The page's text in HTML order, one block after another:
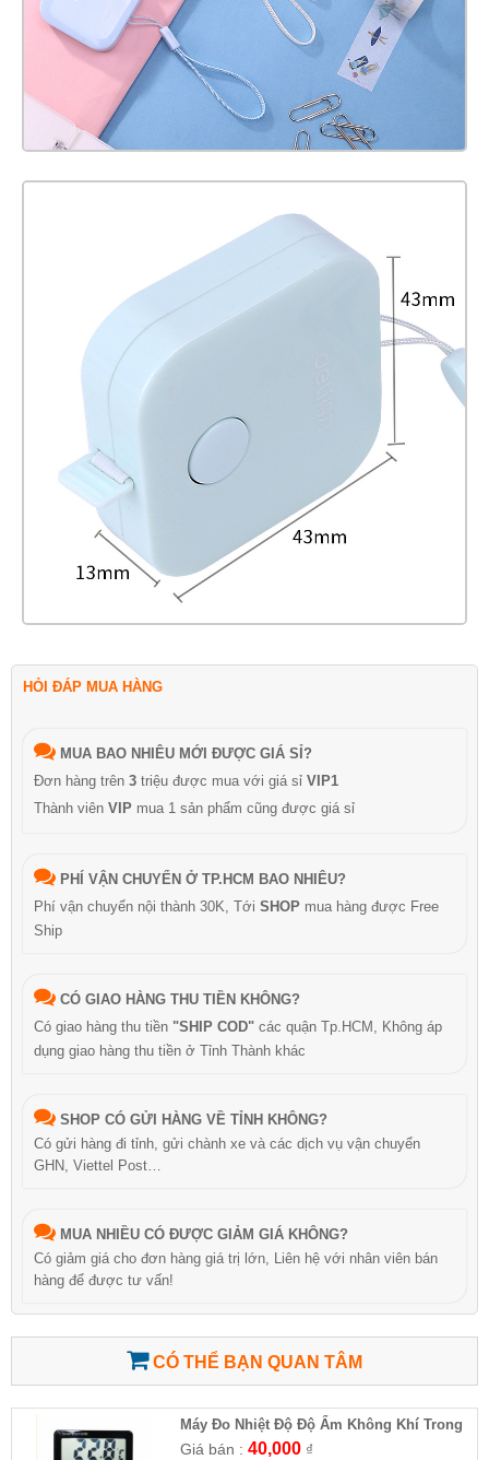
HỎI ĐÁP MUA HÀNG
MUA BAO NHIÊU MỚI ĐƯỢC GIÁ SỈ?
Đơn hàng trên 3 triệu được mua với giá sỉ VIP1
Thành viên VIP mua 1 sản phẩm cũng được giá sỉ
PHÍ VẬN CHUYỂN Ở TP.HCM BAO NHIÊU?
Phí vận chuyển nội thành 30K, Tới SHOP mua hàng được Free
Ship
CÓ GIAO HÀNG THU TIỀN KHÔNG?
Có giao hàng thu tiền "SHIP COD" các quận Tp.HCM, Không áp
dụng giao hàng thu tiền ở Tỉnh Thành khác
SHOP CÓ GỬI HÀNG VỀ TỈNH KHÔNG?
Có gửi hàng đi tỉnh, gửi chành xe và các dịch vụ vận chuyển
GHN, Viettel Post…
MUA NHIỀU CÓ ĐƯỢC GIẢM GIÁ KHÔNG?
Có giảm giá cho đơn hàng giá trị lớn, Liên hệ với nhân viên bán
hàng để được tư vấn!
CÓ THỂ BẠN QUAN TÂM
Máy Đo Nhiệt Độ Độ Ẩm Không Khí Trong
Phòng HTC-1
Giá bán : 40,000₫